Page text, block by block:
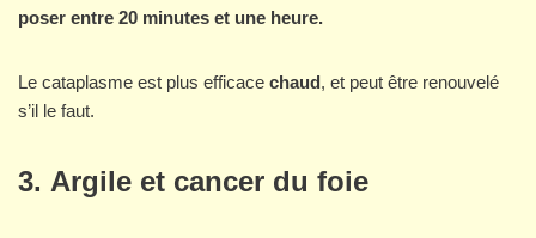
poser entre 20 minutes et une heure.
Le cataplasme est plus efficace chaud, et peut être renouvelé
s’il le faut.
3. Argile et cancer du foie